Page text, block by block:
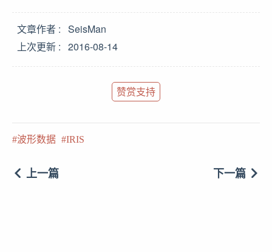
文章作者
SeisMan
上次更新
2016-08-14
赞赏支持
波形数据 IRIS
上一篇 下一篇